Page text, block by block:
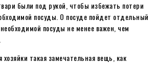
были под рукой, чтобы избежать потери
посуды. О посуде пойдет отдельный
посуды не менее важен, чем
такая замечательная вещь, как